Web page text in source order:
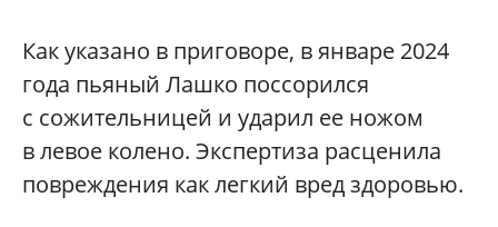
Как указано в приговоре, в январе 2024
года пьяный Лашко поссорился
с сожительницей и ударил ее ножом
в левое колено. Экспертиза расценила
повреждения как легкий вред здоровью.